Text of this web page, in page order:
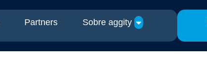
Partners Sobre aggity